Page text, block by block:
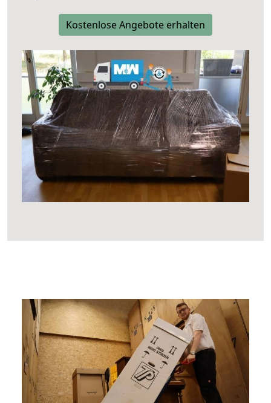
Kostenlose Angebote erhalten